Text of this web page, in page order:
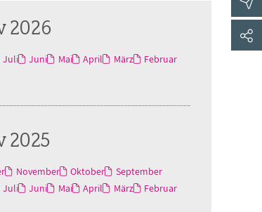
2026
Juli Juni Mai April März
Februar
2025
November Oktober
September
Juli Juni Mai April März
Februar